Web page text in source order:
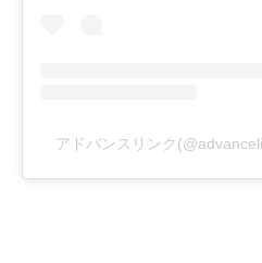
アドバンスリンク